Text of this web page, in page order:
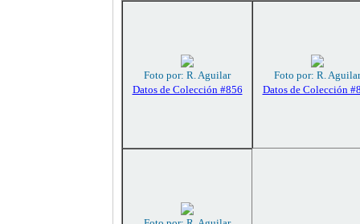
Foto por: R. Aguilar
Datos de Colección #856
Foto por: R. Aguilar
Datos de Colección